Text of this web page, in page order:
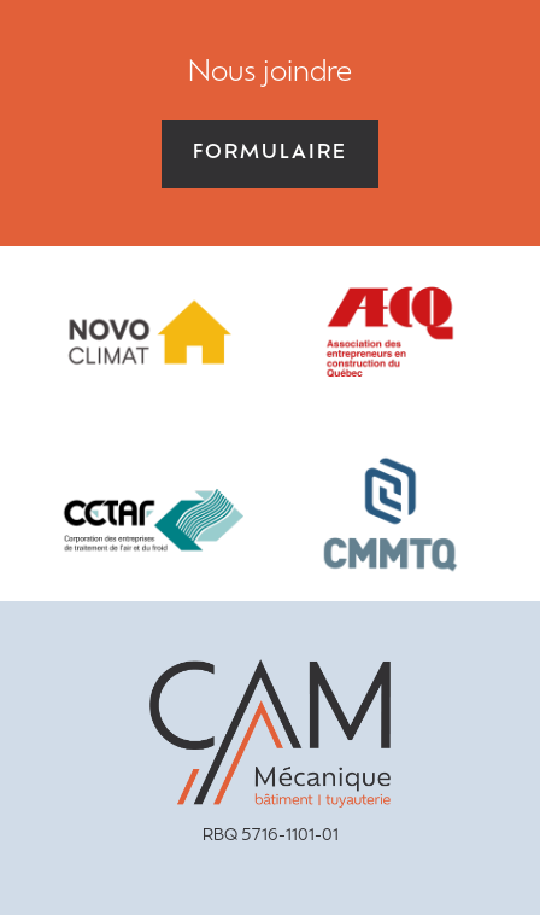
Nous joindre
FORMULAIRE
RBQ 5716-1101-01